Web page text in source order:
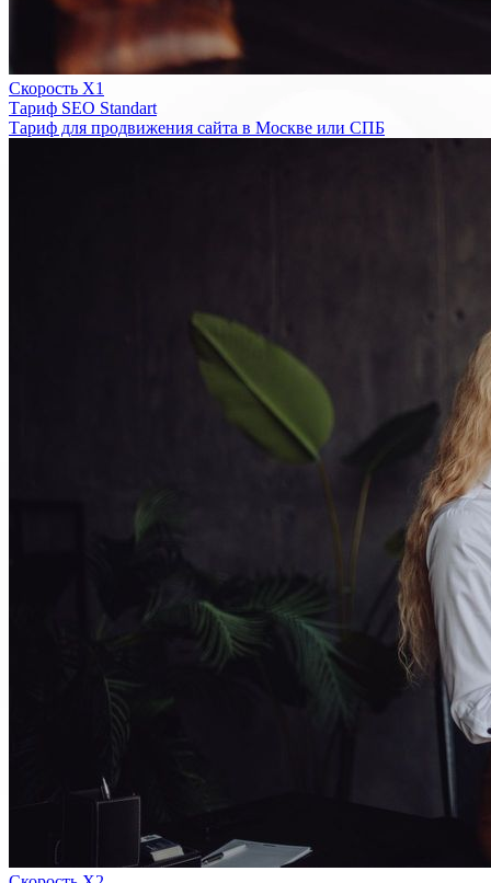
Скорость Х1
Тариф SEO Standart
Тариф для продвижения сайта в Москве или СПБ